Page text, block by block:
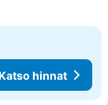
hinnat